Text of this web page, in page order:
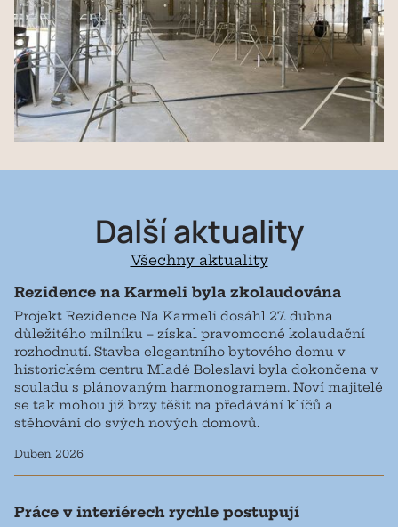
Dalšíaktuality
Všechny aktuality
Rezidence na Karmeli byla zkolaudována
Projekt Rezidence Na Karmeli dosáhl 27. dubna
důležitého milníku – získal pravomocné kolaudační
rozhodnutí. Stavba elegantního bytového domu v
historickém centru Mladé Boleslavi byla dokončena v
souladu s plánovaným harmonogramem. Noví majitelé
se tak mohou již brzy těšit na předávání klíčů a
stěhování do svých nových domovů.
Duben 2026
Práce v interiérech rychle postupují